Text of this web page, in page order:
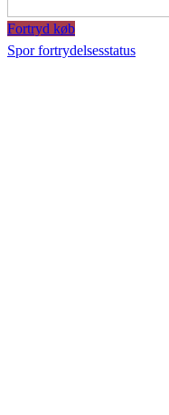
Fortryd køb
Spor fortrydelsesstatus